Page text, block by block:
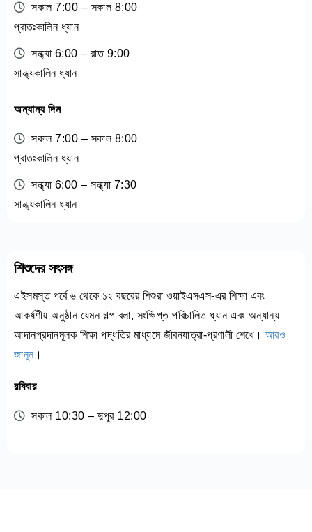
সকাল 7:00 – সকাল 8:00
প্রাতঃকালিন ধ্যান
সন্ধ্যা 6:00 – রাত 9:00
সান্ধ্যকালিন ধ্যান
অন্যান্য দিন
সকাল 7:00 – সকাল 8:00
প্রাতঃকালিন ধ্যান
সন্ধ্যা 6:00 – সন্ধ্যা 7:30
সান্ধ্যকালিন ধ্যান
শিশুদের সৎসঙ্গ
এইসমস্ত পর্বে ৬ থেকে ১২ বছরের শিশুরা ওয়াইএসএস-এর শিক্ষা এবং
আকর্ষণীয় অনুষ্ঠান যেমন গল্প বলা, সংক্ষিপ্ত পরিচালিত ধ্যান এবং অন্যান্য
আদানপ্রদানমূলক শিক্ষা পদ্ধতির মাধ্যমে জীবনযাত্রা-প্রণালী শেখে। আরও
জানুন ।
রবিবার
সকাল 10:30 – দুপুর 12:00